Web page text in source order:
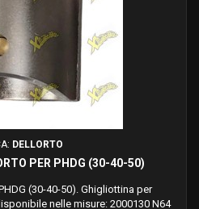
DELLORTO
PER PHDG (30-40-50)
(30-40-50). Ghigliottina per
nelle misure: 2000130 N64